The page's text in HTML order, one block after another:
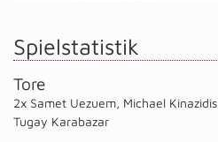
Spielstatistik
Tore
2x Samet Uezuem, Michael Kinazidis
Tugay Karabazar